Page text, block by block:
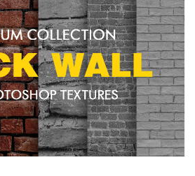
선택 해주세요